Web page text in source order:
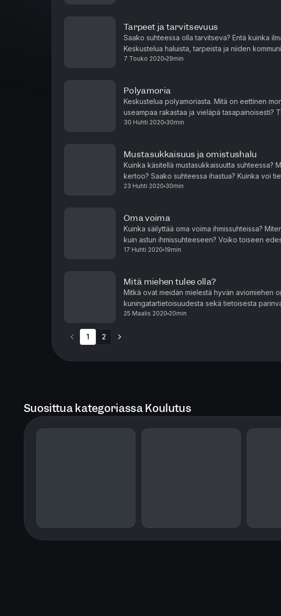
Tarpeet ja tarvitsevuus
Saako suhteessa olla tarvitseva? Entä kuinka
Keskustelua haluista, tarpeista ja niiden
7 Touko 2020 29min
Polyamoria
Keskustelua polyamoriasta. Mitä on eettinen
useampaa rakastaa ja vieläpä tasapainoisesti?
monisuhteinen Tuisku.
30 Huhti 2020 30min
Mustasukkaisuus ja omistushalu
Kuinka käsitellä mustasukkaisuutta suhteessa?
kertoo? Saako suhteessa ihastua? Kuinka voi
mustasukkaisuudentunteita?
23 Huhti 2020 30min
Oma voima
Kuinka säilyttää oma voima ihmissuhteissa?
kuin astun ihmissuhteeseen? Voiko toiseen
itseensä?
17 Huhti 2020 19min
Mitä miehen tulee olla?
Mitkä ovat meidän mielestä hyvän aviomiehen
kuningatartietoisuudesta sekä tietoisesta
25 Maalis 2020 20min
1 2
Suosittua kategoriassa Koulutus